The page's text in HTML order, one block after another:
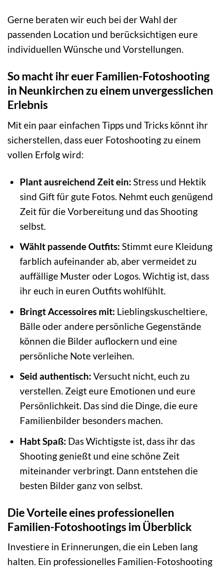
Gerne beraten wir euch bei der Wahl der
passenden Location und berücksichtigen eure
individuellen Wünsche und Vorstellungen.
So macht ihr euer Familien-Fotoshooting
in Neunkirchen zu einem unvergesslichen
Erlebnis
Mit ein paar einfachen Tipps und Tricks könnt ihr
sicherstellen, dass euer Fotoshooting zu einem
vollen Erfolg wird:
Plant ausreichend Zeit ein: Stress und Hektik
sind Gift für gute Fotos. Nehmt euch genügend
Zeit für die Vorbereitung und das Shooting
selbst.
Wählt passende Outfits: Stimmt eure Kleidung
farblich aufeinander ab, aber vermeidet zu
auffällige Muster oder Logos. Wichtig ist, dass
ihr euch in euren Outfits wohlfühlt.
Bringt Accessoires mit: Lieblingskuscheltiere,
Bälle oder andere persönliche Gegenstände
können die Bilder auflockern und eine
persönliche Note verleihen.
Seid authentisch: Versucht nicht, euch zu
verstellen. Zeigt eure Emotionen und eure
Persönlichkeit. Das sind die Dinge, die eure
Familienbilder besonders machen.
Habt Spaß: Das Wichtigste ist, dass ihr das
Shooting genießt und eine schöne Zeit
miteinander verbringt. Dann entstehen die
besten Bilder ganz von selbst.
Die Vorteile eines professionellen
Familien-Fotoshootings im Überblick
Investiere in Erinnerungen, die ein Leben lang
halten. Ein professionelles Familien-Fotoshooting